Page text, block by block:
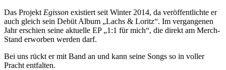
Das Projekt Egisson existiert seit Winter 2014, da veröffentlichte er
auch gleich sein Debüt Album „Lachs & Loritz“. Im vergangenen
Jahr erschien seine aktuelle EP „1:1 für mich“, die direkt am Merch-
Stand erworben werden darf.
Bei uns rückt er mit Band an und kann seine Songs so in voller
Pracht entfalten.